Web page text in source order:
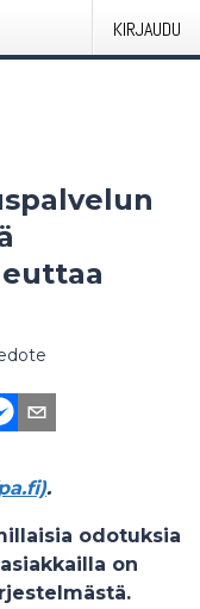
KIRJAUDU
.
odotuksia
on